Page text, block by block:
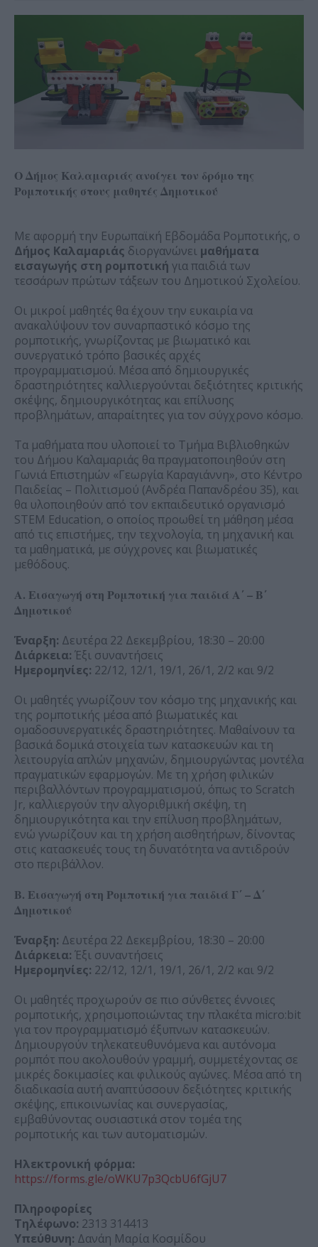
Ο Δήμος Καλαμαριάς ανοίγει τον δρόμο της
Ρομποτικής στους μαθητές Δημοτικού
Με αφορμή την Ευρωπαϊκή Εβδομάδα Ρομποτικής, ο
Δήμος Καλαμαριάς διοργανώνει μαθήματα
εισαγωγής στη ρομποτική για παιδιά των
τεσσάρων πρώτων τάξεων του Δημοτικού Σχολείου.
Οι μικροί μαθητές θα έχουν την ευκαιρία να
ανακαλύψουν τον συναρπαστικό κόσμο της
ρομποτικής, γνωρίζοντας με βιωματικό και
συνεργατικό τρόπο βασικές αρχές
προγραμματισμού. Μέσα από δημιουργικές
δραστηριότητες καλλιεργούνται δεξιότητες κριτικής
σκέψης, δημιουργικότητας και επίλυσης
προβλημάτων, απαραίτητες για τον σύγχρονο κόσμο.
Τα μαθήματα που υλοποιεί το Τμήμα Βιβλιοθηκών
του Δήμου Καλαμαριάς θα πραγματοποιηθούν στη
Γωνιά Επιστημών «Γεωργία Καραγιάννη», στο Κέντρο
Παιδείας – Πολιτισμού (Ανδρέα Παπανδρέου 35), και
θα υλοποιηθούν από τον εκπαιδευτικό οργανισμό
STEM Education, ο οποίος προωθεί τη μάθηση μέσα
από τις επιστήμες, την τεχνολογία, τη μηχανική και
τα μαθηματικά, με σύγχρονες και βιωματικές
μεθόδους.
Α. Εισαγωγή στη Ρομποτική για παιδιά Α΄ – Β΄
Δημοτικού
Έναρξη: Δευτέρα 22 Δεκεμβρίου, 18:30 – 20:00
Διάρκεια: Έξι συναντήσεις
Ημερομηνίες: 22/12, 12/1, 19/1, 26/1, 2/2 και 9/2
Οι μαθητές γνωρίζουν τον κόσμο της μηχανικής και
της ρομποτικής μέσα από βιωματικές και
ομαδοσυνεργατικές δραστηριότητες. Μαθαίνουν τα
βασικά δομικά στοιχεία των κατασκευών και τη
λειτουργία απλών μηχανών, δημιουργώντας μοντέλα
πραγματικών εφαρμογών. Με τη χρήση φιλικών
περιβαλλόντων προγραμματισμού, όπως το Scratch
Jr, καλλιεργούν την αλγοριθμική σκέψη, τη
δημιουργικότητα και την επίλυση προβλημάτων,
ενώ γνωρίζουν και τη χρήση αισθητήρων, δίνοντας
στις κατασκευές τους τη δυνατότητα να αντιδρούν
στο περιβάλλον.
Β. Εισαγωγή στη Ρομποτική για παιδιά Γ΄ – Δ΄
Δημοτικού
Έναρξη: Δευτέρα 22 Δεκεμβρίου, 18:30 – 20:00
Διάρκεια: Έξι συναντήσεις
Ημερομηνίες: 22/12, 12/1, 19/1, 26/1, 2/2 και 9/2
Οι μαθητές προχωρούν σε πιο σύνθετες έννοιες
ρομποτικής, χρησιμοποιώντας την πλακέτα micro:bit
για τον προγραμματισμό έξυπνων κατασκευών.
Δημιουργούν τηλεκατευθυνόμενα και αυτόνομα
ρομπότ που ακολουθούν γραμμή, συμμετέχοντας σε
μικρές δοκιμασίες και φιλικούς αγώνες. Μέσα από τη
διαδικασία αυτή αναπτύσσουν δεξιότητες κριτικής
σκέψης, επικοινωνίας και συνεργασίας,
εμβαθύνοντας ουσιαστικά στον τομέα της
ρομποτικής και των αυτοματισμών.
Ηλεκτρονική φόρμα:
https://forms.gle/oWKU7p3QcbU6fGjU7
Πληροφορίες
Τηλέφωνο: 2313 314413
Υπεύθυνη: Δανάη Μαρία Κοσμίδου